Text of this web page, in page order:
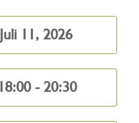
Juli 11, 2026
18:00 - 20:30